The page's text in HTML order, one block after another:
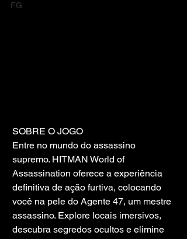
FG
SOBRE O JOGO
Entre no mundo do assassino
supremo. HITMAN World of
Assassination oferece a experiência
definitiva de ação furtiva, colocando
você na pele do Agente 47, um mestre
assassino. Explore locais imersivos,
descubra segredos ocultos e elimine